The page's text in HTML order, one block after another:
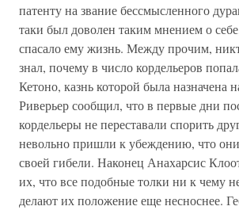
патенту на звание бессмысленного
таки был доволен таким мнением о
спасало ему жизнь. Между прочим,
знал, почему в число кордельеров
Кетоно, казнь которой была назначена
Риверьер сообщил, что в первые дни
кордельеры не переставали спорить
невольно пришли к убеждению, что
своей гибели. Наконец Анахарсис
их, что все подобные толки ни к чему
делают их положение еще несноснее.